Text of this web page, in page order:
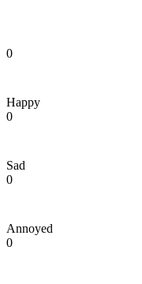
0
Happy
0
Sad
0
Annoyed
0